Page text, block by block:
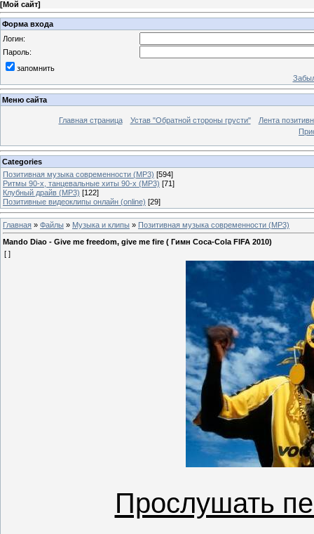
[Мой сайт]
Форма входа
Логин:
Пароль:
запомнить
Меню сайта
Главная страница Устав "Обратной стороны грусти"
Лента
Categories
Позитивная музыка современности (MP3) [594]
Ритмы 90-х, танцевальные хиты 90-х (MP3) [71]
Клубный драйв (MP3) [122]
Позитивные видеоклипы онлайн (online) [29]
Главная » Файлы » Музыка и клипы » Позитивная музыка современности (MP3)
Mando Diao - Give me freedom, give me fire ( Гимн Coca-Cola FIFA 2010)
[ ]
Прослушать